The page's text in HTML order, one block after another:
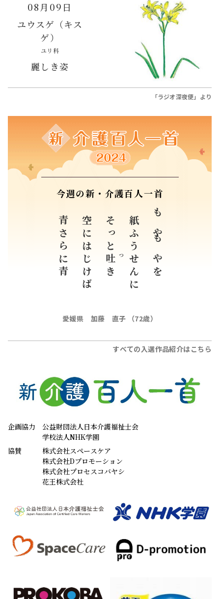
08月09日
ユウスゲ（キス
ゲ）
ユリ科
麗しき姿
「ラジオ深夜便」より
今週の新・介護百人一首
もやもやを
紙ふうせんに
そっと
吐 つ
き
空にはじけば
青さらに青
愛媛県 加藤 直子 （72歳）
すべての入選作品紹介はこちら
企画協力
公益財団法人日本介護福祉士会
学校法人NHK学園
協賛
株式会社スペースケア
株式会社Dプロモーション
株式会社プロセスコバヤシ
花王株式会社